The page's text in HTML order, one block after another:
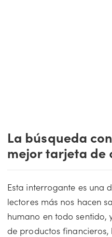
La búsqueda
mejor tarjeta de
Esta interrogante es una
lectores más nos hacen
humano en todo sentido,
de productos